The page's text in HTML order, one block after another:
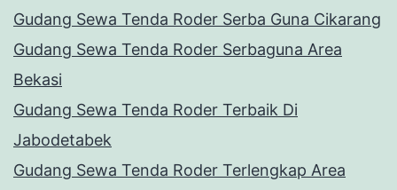
Gudang Sewa Tenda Roder Serba Guna Cikarang
Gudang Sewa Tenda Roder Serbaguna Area
Bekasi
Gudang Sewa Tenda Roder Terbaik Di
Jabodetabek
Gudang Sewa Tenda Roder Terlengkap Area